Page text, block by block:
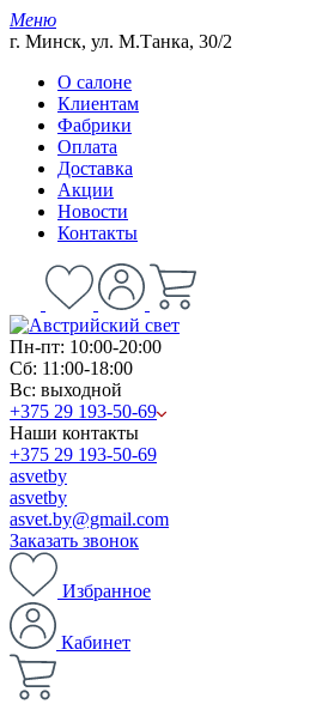
Меню
г. Минск, ул. М.Танка, 30/2
О салоне
Клиентам
Фабрики
Оплата
Доставка
Акции
Новости
Контакты
Пн-пт: 10:00-20:00
Сб: 11:00-18:00
Вс: выходной
+375 29 193-50-69
Наши контакты
+375 29 193-50-69
asvetby
asvetby
asvet.by@gmail.com
Заказать звонок
Избранное
Кабинет